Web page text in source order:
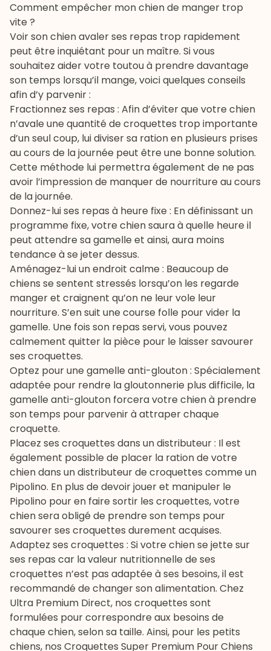
Comment empêcher mon chien de manger trop
vite ?
Voir son chien avaler ses repas trop rapidement
peut être inquiétant pour un maître. Si vous
souhaitez aider votre toutou à prendre davantage
son temps lorsqu’il mange, voici quelques conseils
afin d’y parvenir :
Fractionnez ses repas : Afin d’éviter que votre chien
n’avale une quantité de croquettes trop importante
d’un seul coup, lui diviser sa ration en plusieurs prises
au cours de la journée peut être une bonne solution.
Cette méthode lui permettra également de ne pas
avoir l’impression de manquer de nourriture au cours
de la journée.
Donnez-lui ses repas à heure fixe : En définissant un
programme fixe, votre chien saura à quelle heure il
peut attendre sa gamelle et ainsi, aura moins
tendance à se jeter dessus.
Aménagez-lui un endroit calme : Beaucoup de
chiens se sentent stressés lorsqu’on les regarde
manger et craignent qu’on ne leur vole leur
nourriture. S’en suit une course folle pour vider la
gamelle. Une fois son repas servi, vous pouvez
calmement quitter la pièce pour le laisser savourer
ses croquettes.
Optez pour une gamelle anti-glouton : Spécialement
adaptée pour rendre la gloutonnerie plus difficile, la
gamelle anti-glouton forcera votre chien à prendre
son temps pour parvenir à attraper chaque
croquette.
Placez ses croquettes dans un distributeur : Il est
également possible de placer la ration de votre
chien dans un distributeur de croquettes comme un
Pipolino. En plus de devoir jouer et manipuler le
Pipolino pour en faire sortir les croquettes, votre
chien sera obligé de prendre son temps pour
savourer ses croquettes durement acquises.
Adaptez ses croquettes : Si votre chien se jette sur
ses repas car la valeur nutritionnelle de ses
croquettes n’est pas adaptée à ses besoins, il est
recommandé de changer son alimentation. Chez
Ultra Premium Direct, nos croquettes sont
formulées pour correspondre aux besoins de
chaque chien, selon sa taille. Ainsi, pour les petits
chiens, nos Croquettes Super Premium Pour Chiens